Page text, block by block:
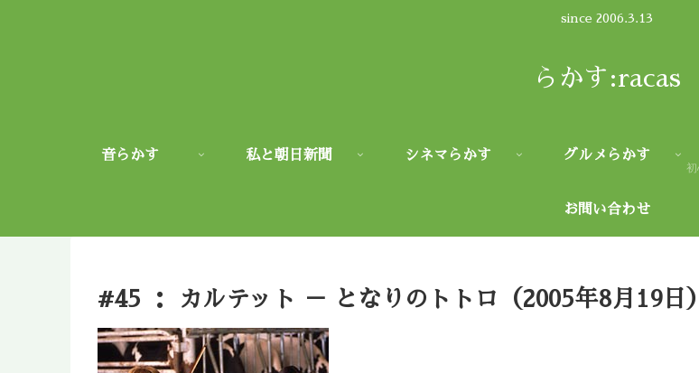
since 2006.3.13
らかす:racas
音らかす 私と朝日新聞 シネマらかす グルメらかす
お問い合わせ
#45 ： カルテット － となりのトトロ（2005年8月19日）